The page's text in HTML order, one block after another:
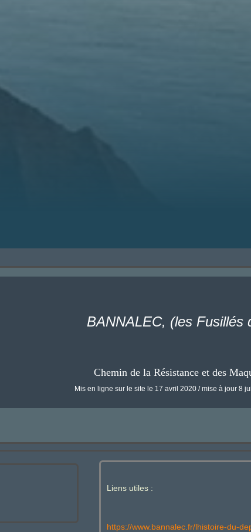
BANNALEC, (les Fusillés
Chemin de la Résistance et des
Mis en ligne sur le site le 17 avril 2020 / mise à jour 8
Liens utiles :
https://www.bannalec.fr/lhistoire-du-